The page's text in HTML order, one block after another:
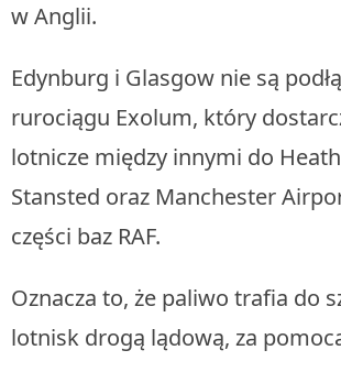
w Anglii.
Edynburg i Glasgow nie są
rurociągu Exolum, który
lotnicze między innymi do
Stansted oraz Manchester
części baz RAF.
Oznacza to, że paliwo trafia do
lotnisk drogą lądową, za